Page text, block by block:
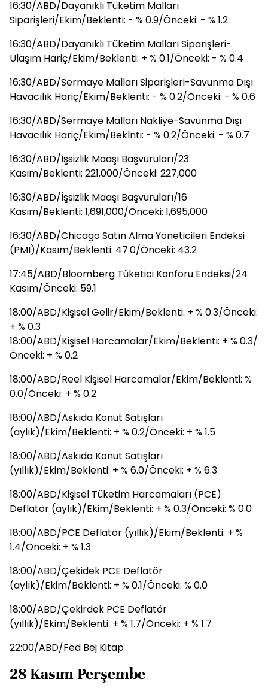
16:30/ABD/Dayanıklı Tüketim Malları
Siparişleri/Ekim/Beklenti: - % 0.9/Önceki: - % 1.2
16:30/ABD/Dayanıklı Tüketim Malları Siparişleri-
Ulaşım Hariç/Ekim/Beklenti: + % 0.1/Önceki: - % 0.4
16:30/ABD/Sermaye Malları Siparişleri-Savunma Dışı
Havacılık Hariç/Ekim/Beklenti: - % 0.2/Önceki: - % 0.6
16:30/ABD/Sermaye Malları Nakliye-Savunma Dışı
Havacılık Hariç/Ekim/Beklnti: - % 0.2/Önceki: - % 0.7
16:30/ABD/İşsizlik Maaşı Başvuruları/23
Kasım/Beklenti: 221,000/Önceki: 227,000
16:30/ABD/İşsizlik Maaşı Başvuruları/16
Kasım/Beklenti: 1,691,000/Önceki: 1,695,000
16:30/ABD/Chicago Satın Alma Yöneticileri Endeksi
(PMI)/Kasım/Beklenti: 47.0/Önceki: 43.2
17:45/ABD/Bloomberg Tüketici Konforu Endeksi/24
Kasım/Önceki: 59.1
18:00/ABD/Kişisel Gelir/Ekim/Beklenti: + % 0.3/Önceki:
+ % 0.3
18:00/ABD/Kişisel Harcamalar/Ekim/Beklenti: + % 0.3/
Önceki: + % 0.2
18:00/ABD/Reel Kişisel Harcamalar/Ekim/Beklenti: %
0.0/Önceki: + % 0.2
18:00/ABD/Askıda Konut Satışları
(aylık)/Ekim/Beklenti: + % 0.2/Önceki: + % 1.5
18:00/ABD/Askıda Konut Satışları
(yıllık)/Ekim/Beklenti: + % 6.0/Önceki: + % 6.3
18:00/ABD/Kişisel Tüketim Harcamaları (PCE)
Deflatör (aylık)/Ekim/Beklenti: + % 0.3/Önceki: % 0.0
18:00/ABD/PCE Deflatör (yıllık)/Ekim/Beklenti: + %
1.4/Önceki: + % 1.3
18:00/ABD/Çekidek PCE Deflatör
(aylık)/Ekim/Beklenti: + % 0.1/Önceki: % 0.0
18:00/ABD/Çekirdek PCE Deflatör
(yıllık)/Ekim/Beklenti: + % 1.7/Önceki: + % 1.7
22:00/ABD/Fed Bej Kitap
28 Kasım Perşembe